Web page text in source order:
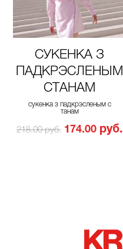
СУКЕНКА З
ПАДКРЭСЛЕНЫМ
СТАНАМ
сукенка з падкрэсленым с
танам
218.00 руб. 174.00 руб.